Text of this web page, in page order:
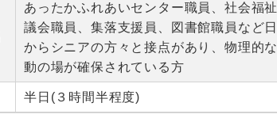
あったかふれあいセンター職員、社会福
議会職員、集落支援員、図書館職員など
からシニアの方々と接点があり、物理的
動の場が確保されている方
半日(３時間半程度)